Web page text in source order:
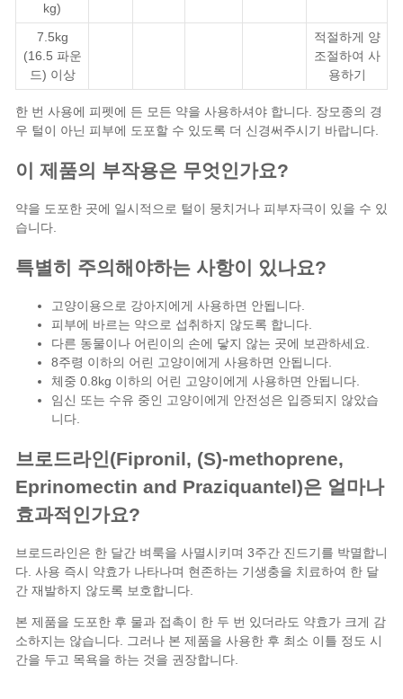
kg)
7.5kg
(16.5 파운
드) 이상
적절하게 양
조절하여 사
용하기
한 번 사용에 피펫에 든 모든 약을 사용하셔야 합니다. 장모종의 경
우 털이 아닌 피부에 도포할 수 있도록 더 신경써주시기 바랍니다.
이 제품의 부작용은 무엇인가요?
약을 도포한 곳에 일시적으로 털이 뭉치거나 피부자극이 있을 수 있
습니다.
특별히 주의해야하는 사항이 있나요?
고양이용으로 강아지에게 사용하면 안됩니다.
피부에 바르는 약으로 섭취하지 않도록 합니다.
다른 동물이나 어린이의 손에 닿지 않는 곳에 보관하세요.
8주령 이하의 어린 고양이에게 사용하면 안됩니다.
체중 0.8kg 이하의 어린 고양이에게 사용하면 안됩니다.
임신 또는 수유 중인 고양이에게 안전성은 입증되지 않았습
니다.
브로드라인(Fipronil, (S)-methoprene,
Eprinomectin and Praziquantel)은 얼마나
효과적인가요?
브로드라인은 한 달간 벼룩을 사멸시키며 3주간 진드기를 박멸합니
다. 사용 즉시 약효가 나타나며 현존하는 기생충을 치료하여 한 달
간 재발하지 않도록 보호합니다.
본 제품을 도포한 후 물과 접촉이 한 두 번 있더라도 약효가 크게 감
소하지는 않습니다. 그러나 본 제품을 사용한 후 최소 이틀 정도 시
간을 두고 목욕을 하는 것을 권장합니다.